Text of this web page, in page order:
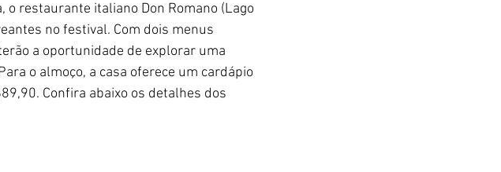
restaurante italiano Don Romano (Lago
no festival. Com dois menus
a oportunidade de explorar uma
o almoço, a casa oferece um cardápio
Confira abaixo os detalhes dos